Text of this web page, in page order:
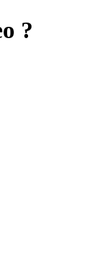
?